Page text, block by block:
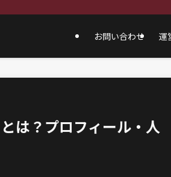
お問い合わせ 運
は？プロフィール・人